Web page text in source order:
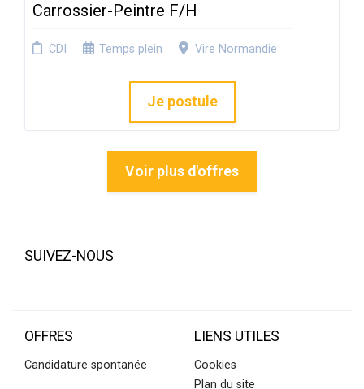
Carrossier-Peintre F/H
CDI Temps plein Vire Normandie
Je postule
Voir plus d'offres
SUIVEZ-NOUS
OFFRES
Candidature spontanée
LIENS UTILES
Cookies
Plan du site